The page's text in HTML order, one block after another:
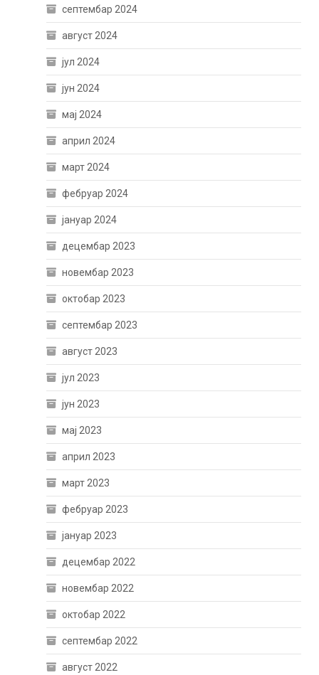
септембар 2024
август 2024
јул 2024
јун 2024
мај 2024
април 2024
март 2024
фебруар 2024
јануар 2024
децембар 2023
новембар 2023
октобар 2023
септембар 2023
август 2023
јул 2023
јун 2023
мај 2023
април 2023
март 2023
фебруар 2023
јануар 2023
децембар 2022
новембар 2022
октобар 2022
септембар 2022
август 2022